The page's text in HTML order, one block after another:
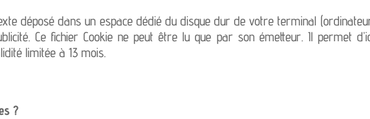
déposé dans un espace dédié du disque dur de votre terminal
Ce fichier Cookie ne peut être lu que par son émetteur. Il permet
limitée à 13 mois.
?